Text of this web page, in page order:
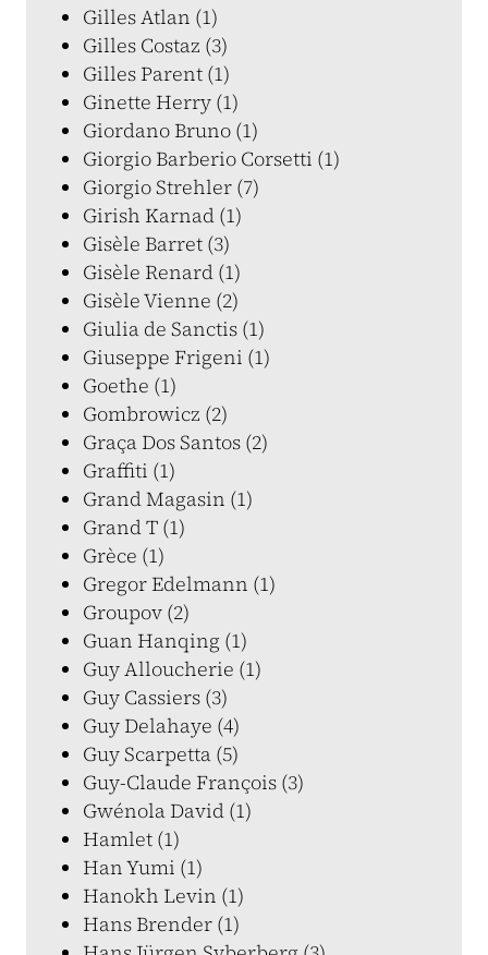
Gilles Atlan (1)
Gilles Costaz (3)
Gilles Parent (1)
Ginette Herry (1)
Giordano Bruno (1)
Giorgio Barberio Corsetti (1)
Giorgio Strehler (7)
Girish Karnad (1)
Gisèle Barret (3)
Gisèle Renard (1)
Gisèle Vienne (2)
Giulia de Sanctis (1)
Giuseppe Frigeni (1)
Goethe (1)
Gombrowicz (2)
Graça Dos Santos (2)
Graffiti (1)
Grand Magasin (1)
Grand T (1)
Grèce (1)
Gregor Edelmann (1)
Groupov (2)
Guan Hanqing (1)
Guy Alloucherie (1)
Guy Cassiers (3)
Guy Delahaye (4)
Guy Scarpetta (5)
Guy-Claude François (3)
Gwénola David (1)
Hamlet (1)
Han Yumi (1)
Hanokh Levin (1)
Hans Brender (1)